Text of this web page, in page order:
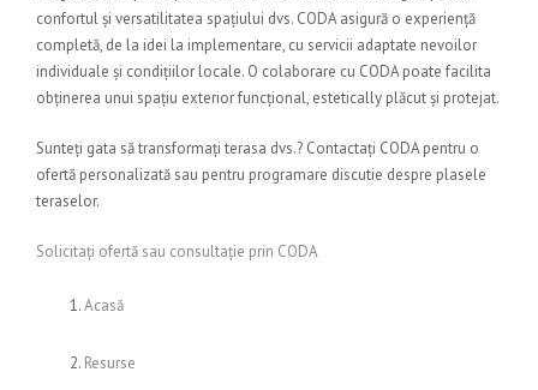
confortul și versatilitatea spațiului dvs. CODA asigură o experiență
completă, de la idei la implementare, cu servicii adaptate nevoilor
individuale și condițiilor locale. O colaborare cu CODA poate facilita
obținerea unui spațiu exterior funcțional, estetically plăcut și protejat.
Sunteți gata să transformați terasa dvs.? Contactați CODA pentru o
ofertă personalizată sau pentru programare discutie despre plasele
teraselor.
Solicitați ofertă sau consultație prin CODA
Acasă
Resurse